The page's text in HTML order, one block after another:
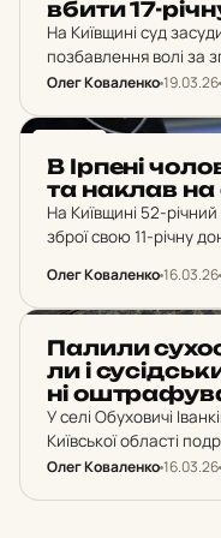
вбити 17-
На Київщині суд
позбавлення волі за
замах на її вбивство.
Олег Коваленко19.03.26
В Ірпені
та наклав на
На Київщині 52-
зброї свою 11-річну
Олег Коваленко16.03.26
Палили
ли і
ні
У селі Обуховичі
Київської області
сарай, намагаючись
Олег Коваленко16.03.26